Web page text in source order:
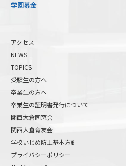
学園募金
アクセス
NEWS
TOPICS
受験生の方へ
卒業生の方へ
卒業生の証明書発行について
関西大倉同窓会
関西大倉育友会
学校いじめ防止基本方針
プライバシーポリシー